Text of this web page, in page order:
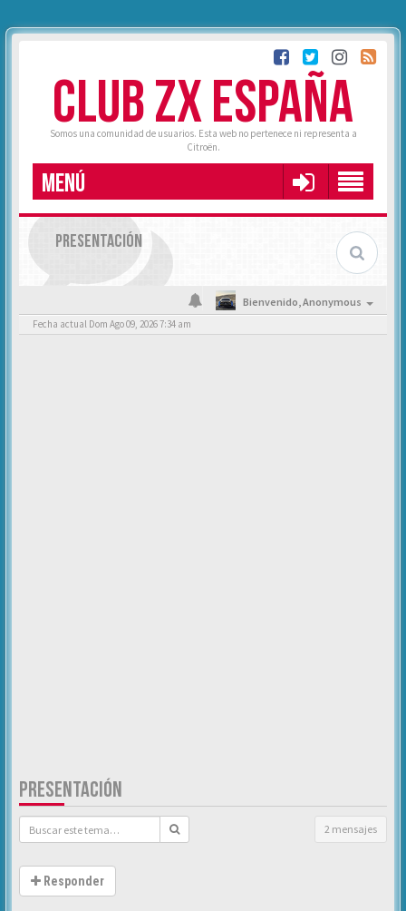
CLUB ZX ESPAÑA
Somos una comunidad de usuarios. Esta web no pertenece ni representa a
Citroën.
MENÚ
PRESENTACIÓN
Bienvenido,Anonymous
Fecha actual Dom Ago 09, 2026 7:34 am
PRESENTACIÓN
2 mensajes
Responder